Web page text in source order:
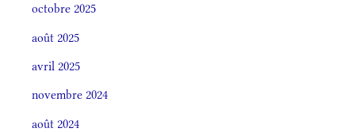
octobre 2025
août 2025
avril 2025
novembre 2024
août 2024